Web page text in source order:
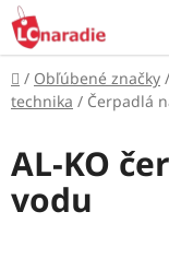
Prejsť
na
obsah
Domov
/ Obľúbené značky /
technika / Čerpadlá
AL-KO
vodu